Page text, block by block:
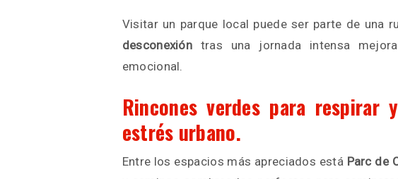
Visitar un parque local puede ser parte de una
desconexión tras una jornada intensa
emocional.
Rincones verdes para respirar
estrés urbano.
Entre los espacios más apreciados está Parc de